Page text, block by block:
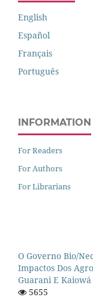
English
Español
Français
Português
INFORMATION
For Readers
For Authors
For Librarians
O Governo Bio/
Impactos Dos
Guarani E Kaiowá
5655